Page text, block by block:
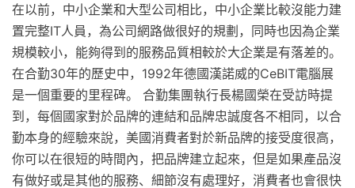
在以前，中小企業和大型公司相比，中小企業比較沒能力建
置完整IT人員，為公司網路做很好的規劃，同時也因為企業
規模較小，能夠得到的服務品質相較於大企業是有落差的。
在合勤30年的歷史中，1992年德國漢諾威的CeBIT電腦展
是一個重要的里程碑。 合勤集團執行長楊國榮在受訪時提
到，每個國家對於品牌的連結和品牌忠誠度各不相同，以合
勤本身的經驗來說，美國消費者對於新品牌的接受度很高，
你可以在很短的時間內，把品牌建立起來，但是如果產品沒
有做好或是其他的服務、細節沒有處理好，消費者也會很快